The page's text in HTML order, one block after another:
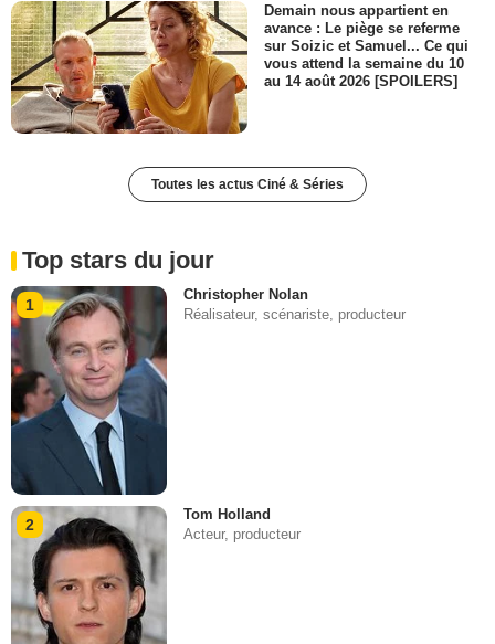
Demain nous appartient en
avance : Le piège se referme
sur Soizic et Samuel... Ce qui
vous attend la semaine du 10
au 14 août 2026 [SPOILERS]
Toutes les actus Ciné & Séries
Top stars du jour
1
Christopher Nolan
Réalisateur, scénariste, producteur
2
Tom Holland
Acteur, producteur